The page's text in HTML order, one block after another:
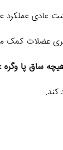
عادی
عضلات
ساق پا وگره
کند.